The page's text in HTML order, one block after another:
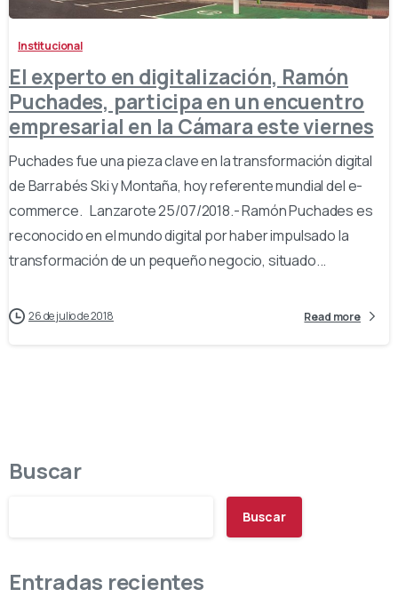
Institucional
El experto en digitalización, Ramón
Puchades, participa en un encuentro
empresarial en la Cámara este viernes
Puchades fue una pieza clave en la transformación digital
de Barrabés Ski y Montaña, hoy referente mundial del e-
commerce. Lanzarote 25/07/2018.- Ramón Puchades es
reconocido en el mundo digital por haber impulsado la
transformación de un pequeño negocio, situado...
26 de julio de 2018 Read more
Buscar
Buscar
Entradas recientes